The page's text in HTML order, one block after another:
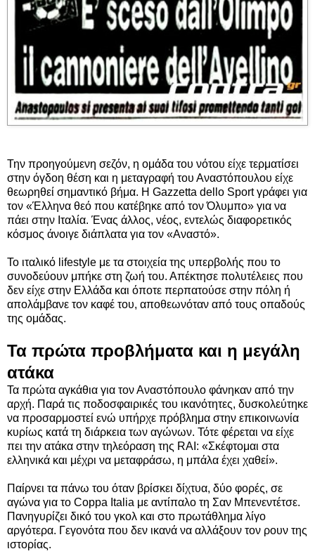
Την προηγούμενη σεζόν, η ομάδα του νότου είχε τερματίσει
στην όγδοη θέση και η μεταγραφή του Αναστόπουλου είχε
θεωρηθεί σημαντικό βήμα. Η Gazzetta dello Sport γράφει για
τον «Έλληνα θεό που κατέβηκε από τον Όλυμπο» για να
πάει στην Ιταλία. Ένας άλλος, νέος, εντελώς διαφορετικός
κόσμος άνοιγε διάπλατα για τον «Αναστό».
Το ιταλικό lifestyle με τα στοιχεία της υπερβολής που το
συνοδεύουν μπήκε στη ζωή του. Απέκτησε πολυτέλειες που
δεν είχε στην Ελλάδα και όποτε περπατούσε στην πόλη ή
απολάμβανε τον καφέ του, αποθεωνόταν από τους οπαδούς
της ομάδας.
Τα πρώτα προβλήματα και η μεγάλη
ατάκα
Τα πρώτα αγκάθια για τον Αναστόπουλο φάνηκαν από την
αρχή. Παρά τις ποδοσφαιρικές του ικανότητες, δυσκολεύτηκε
να προσαρμοστεί ενώ υπήρχε πρόβλημα στην επικοινωνία
κυρίως κατά τη διάρκεια των αγώνων. Τότε φέρεται να είχε
πει την ατάκα στην τηλεόραση της RAI: «Σκέφτομαι στα
ελληνικά και μέχρι να μεταφράσω, η μπάλα έχει χαθεί».
Παίρνει τα πάνω του όταν βρίσκει δίχτυα, δύο φορές, σε
αγώνα για το Coppa Italia με αντίπαλο τη Σαν Μπενεντέτσε.
Πανηγυρίζει δικό του γκολ και στο πρωτάθλημα λίγο
αργότερα. Γεγονότα που δεν ικανά να αλλάξουν τον ρουν της
ιστορίας.